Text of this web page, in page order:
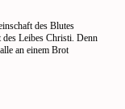
des Blutes
Leibes Christi. Denn
an einem Brot